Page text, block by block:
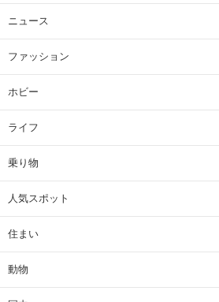
ニュース
ファッション
ホビー
ライフ
乗り物
人気スポット
住まい
動物